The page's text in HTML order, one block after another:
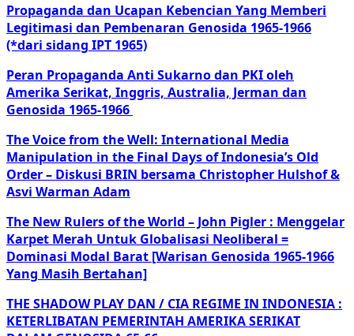
Propaganda dan Ucapan Kebencian Yang Memberi
Legitimasi dan Pembenaran Genosida 1965-1966
(*dari sidang IPT 1965)
Peran Propaganda Anti Sukarno dan PKI oleh
Amerika Serikat, Inggris, Australia, Jerman dan
Genosida 1965-1966
The Voice from the Well: International Media
Manipulation in the Final Days of Indonesia’s Old
Order – Diskusi BRIN bersama Christopher Hulshof &
Asvi Warman Adam
The New Rulers of the World – John Pigler : Menggelar
Karpet Merah Untuk Globalisasi Neoliberal =
Dominasi Modal Barat [Warisan Genosida 1965-1966
Yang Masih Bertahan]
THE SHADOW PLAY DAN / CIA REGIME IN INDONESIA :
KETERLIBATAN PEMERINTAH AMERIKA SERIKAT